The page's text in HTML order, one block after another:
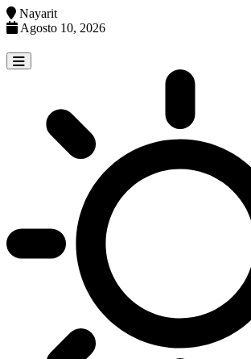
Nayarit
Agosto 10, 2026
to
content